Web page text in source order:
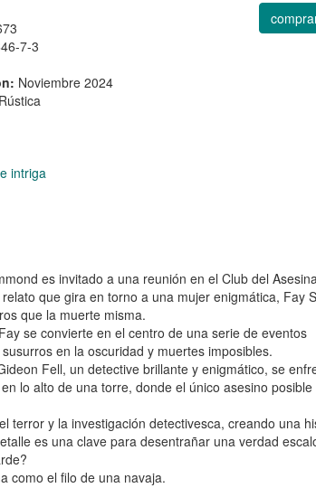
7-3
Noviembre 2024
Rústica
intriga
es invitado a una reunión en el Club del
que gira en torno a una mujer enigmática, Fay
que la muerte misma.
se convierte en el centro de una serie de eventos
en la oscuridad y muertes imposibles.
Fell, un detective brillante y enigmático, se
lo alto de una torre, donde el único asesino
terror y la investigación detectivesca, creando una
es una clave para desentrañar una verdad
como el filo de una navaja.